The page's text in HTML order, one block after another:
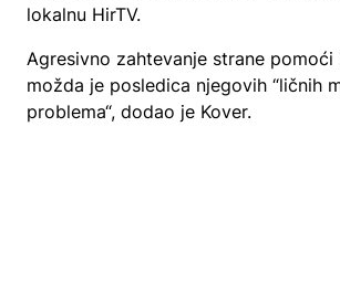
lokalnu HirTV.
Agresivno zahtevanje strane pomoći
možda je posledica njegovih “ličnih
problema“, dodao je Kover.